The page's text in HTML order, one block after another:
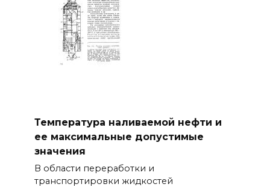
Температура наливаемой нефти и
ее максимальные допустимые
значения
В области переработки и
транспортировки жидкостей